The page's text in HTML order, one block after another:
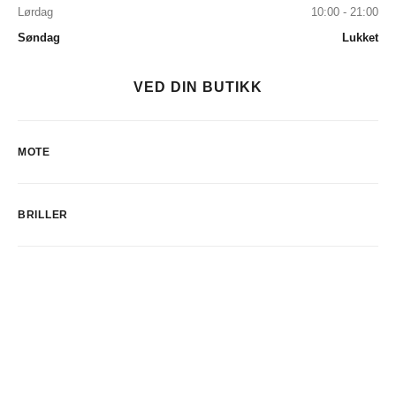
Lørdag
10:00 - 21:00
Søndag
Lukket
VED DIN BUTIKK
MOTE
BRILLER